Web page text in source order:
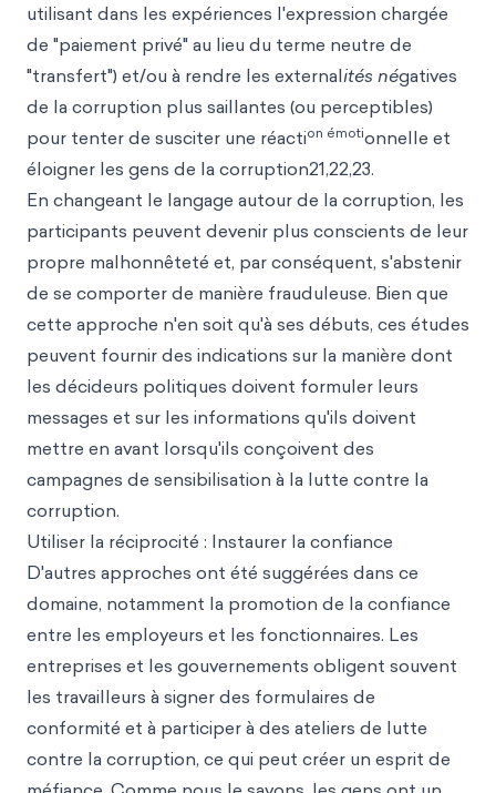
utilisant dans les expériences l'expression chargée
de "paiement privé" au lieu du terme neutre de
"transfert") et/ou à rendre les externalités négatives
de la corruption plus saillantes (ou perceptibles)
pour tenter de susciter une réaction émotionnelle et
éloigner les gens de la corruption21,22,23.
En changeant le langage autour de la corruption, les
participants peuvent devenir plus conscients de leur
propre malhonnêteté et, par conséquent, s'abstenir
de se comporter de manière frauduleuse. Bien que
cette approche n'en soit qu'à ses débuts, ces études
peuvent fournir des indications sur la manière dont
les décideurs politiques doivent formuler leurs
messages et sur les informations qu'ils doivent
mettre en avant lorsqu'ils conçoivent des
campagnes de sensibilisation à la lutte contre la
corruption.
Utiliser la réciprocité : Instaurer la confiance
D'autres approches ont été suggérées dans ce
domaine, notamment la promotion de la confiance
entre les employeurs et les fonctionnaires. Les
entreprises et les gouvernements obligent souvent
les travailleurs à signer des formulaires de
conformité et à participer à des ateliers de lutte
contre la corruption, ce qui peut créer un esprit de